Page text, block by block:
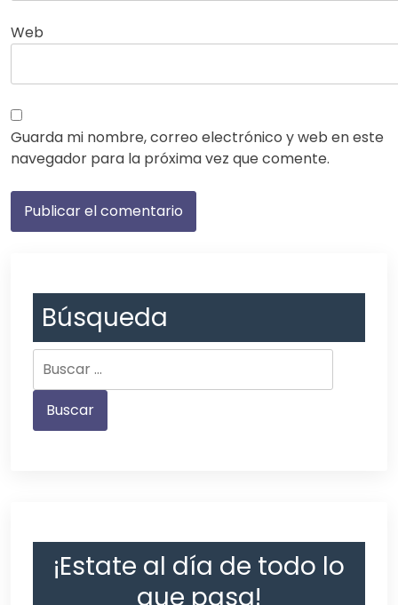
Web
Guarda mi nombre, correo electrónico y web en este
navegador para la próxima vez que comente.
Búsqueda
¡Estate al día de todo lo
que pasa!